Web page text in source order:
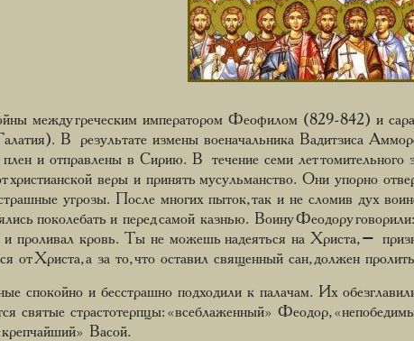
между греческим императором Феофилом (829-842) и
В результате измены военачальника Вадитзиса
плен и отправлены в Сирию. В течение семи лет томительного
христианской веры и принять мусульманство. Они упорно
угрозы. После многих пыток, так и не сломив дух
поколебать и перед самой казнью. Воину Феодору
и проливал кровь. Ты не можешь надеяться на Христа, –
от Христа, а за то, что оставил священный сан, должен
спокойно и бесстрашно подходили к палачам. Их
святые страстотерпцы: «всеблаженный» Феодор,
Васой.